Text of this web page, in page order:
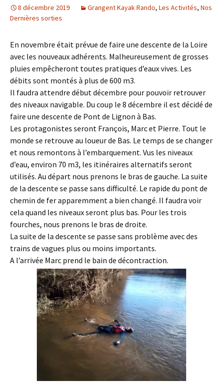
8 décembre 2019 Grangent Kayak Rando, Les Activités, Nos
Dernières sorties
En novembre était prévue de faire une descente de la Loire
avec les nouveaux adhérents. Malheureusement de grosses
pluies empêcheront toutes pratiques d’eaux vives. Les
débits sont montés à plus de 600 m3.
Il faudra attendre début décembre pour pouvoir retrouver
des niveaux navigable. Du coup le 8 décembre il est décidé de
faire une descente de Pont de Lignon à Bas.
Les protagonistes seront François, Marc et Pierre. Tout le
monde se retrouve au loueur de Bas. Le temps de se changer
et nous remontons à l’embarquement. Vus les niveaux
d’eau, environ 70 m3, les itinéraires alternatifs seront
utilisés. Au départ nous prenons le bras de gauche. La suite
de la descente se passe sans difficulté. Le rapide du pont de
chemin de fer apparemment a bien changé. Il faudra voir
cela quand les niveaux seront plus bas. Pour les trois
fourches, nous prenons le bras de droite.
La suite de la descente se passe sans problème avec des
trains de vagues plus ou moins importants.
A l’arrivée Marc prend le bain de décontraction.